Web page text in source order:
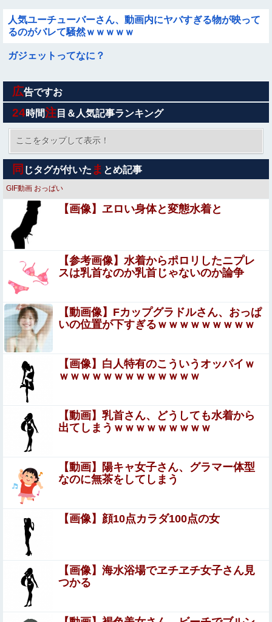
人気ユーチューバーさん、動画内にヤバすぎる物が映って
るのがバレて騒然ｗｗｗｗｗ
ガジェットってなに？
田村麻奈実の●●画像 其の2 460枚【俺妹(俺の妹がこんな
に可愛いわけがない)】
盆正月に夫の実家に長時間滞在しなきゃいけないのが苦
痛。私「貴方は私の実家を早々に退散する。私もそうして
いいはず」夫「それは男だから許されること。女は許され
ない」
ドンキのうなぎ食べた14人が食中毒…3歳児から75歳まで
被害
葬送のフリーレン フェルンを脱がしていくエ□クリッカー
ゲーム 一級魔法使い、簡単に催眠術にかかる。
この夏菜がシコすぎるｗｗｗｗ
【鬼滅の刃】 色欲の鬼に対抗するためにエ□特訓を受ける
胡蝶しのぶ…！クールなしのぶが快楽に抗えず翻弄されち
ゃう…
【シャニソン】果穂の胸がこんなにナーフされて可哀
想に…
【悲報】 福岡県議会「海外視察費」公表！ 3年間で2億
6500万円ｗｗｗｗｗｗｗｗｗ
積水ハウス「地面師に55億円騙し取られた…」ワイ「はえ
ーかわいそう…会社滅茶苦茶やろなぁ」
【狂気】米政府「黒人の梅毒患者399人を治療せず放置し
たらどうなるか見たろ！」→40年間続けてしまう
れいわ新選組、党名変更を発表 新党名は...
オコエ瑠偉、メキシコに渡って2球団を即クビ→SNS更新
が3ヶ月間止まって消息不明に
【甲子園】青森山田が暑さ対策でユニ一新 ボタン廃止で
Tシャツ素材wwwwwwwwwwwwwwwwww他
「彼は協力的でなかった」財務省の言いなりではないこと
が判明
【閲覧注意】メキシコの街中で生配信した結果…麻薬カル
テルがやって来て、たった3秒で…（動画あり）
広告ですお
24時間注 目＆人気記事ランキング
ここをタップして表示！
同 じタグが付いた ま とめ記事
GIF動画 おっぱい
【画像】ヱロい身体と変態水着と
【参考画像】水着からポロリしたニプレ
スは乳首なのか乳首じゃないのか論争
【動画像】Fカップグラドルさん、おっぱ
いの位置が下すぎるｗｗｗｗｗｗｗｗｗ
【画像】白人特有のこういうオッパイｗ
ｗｗｗｗｗｗｗｗｗｗｗｗｗ
【動画】乳首さん、どうしても水着から
出てしまうｗｗｗｗｗｗｗｗｗ
【動画】陽キャ女子さん、グラマー体型
なのに無茶をしてしまう
【画像】顔10点カラダ100点の女
【画像】海水浴場でヱチヱチ女子さん見
つかる